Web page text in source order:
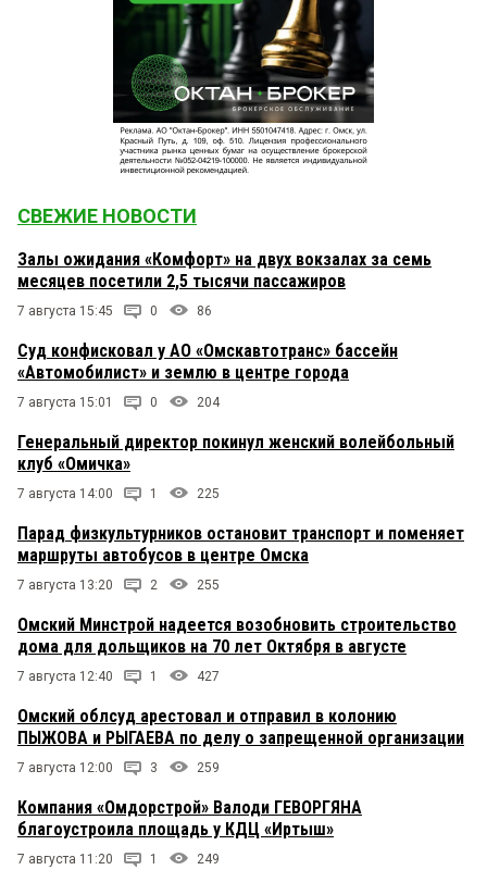
СВЕЖИЕ НОВОСТИ
Залы ожидания «Комфорт» на двух вокзалах за семь
месяцев посетили 2,5 тысячи пассажиров
7 августа 15:45 0 86
Суд конфисковал у АО «Омскавтотранс» бассейн
«Автомобилист» и землю в центре города
7 августа 15:01 0 204
Генеральный директор покинул женский волейбольный
клуб «Омичка»
7 августа 14:00 1 225
Парад физкультурников остановит транспорт и поменяет
маршруты автобусов в центре Омска
7 августа 13:20 2 255
Омский Минстрой надеется возобновить строительство
дома для дольщиков на 70 лет Октября в августе
7 августа 12:40 1 427
Омский облсуд арестовал и отправил в колонию
ПЫЖОВА и РЫГАЕВА по делу о запрещенной организации
7 августа 12:00 3 259
Компания «Омдорстрой» Валоди ГЕВОРГЯНА
благоустроила площадь у КДЦ «Иртыш»
7 августа 11:20 1 249